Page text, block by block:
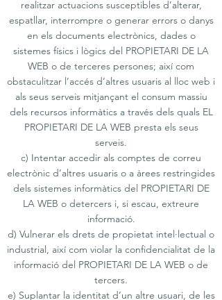
realitzar actuacions susceptibles d’alterar,
espatllar, interrompre o generar errors o danys
en els documents electrònics, dades o
sistemes físics i lògics del PROPIETARI DE LA
WEB o de terceres persones; així com
obstaculitzar l’accés d’altres usuaris al lloc web i
als seus serveis mitjançant el consum massiu
dels recursos informàtics a través dels quals EL
PROPIETARI DE LA WEB presta els seus
serveis.
c) Intentar accedir als comptes de correu
electrònic d’altres usuaris o a àrees restringides
dels sistemes informàtics del PROPIETARI DE
LA WEB o detercers i, si escau, extreure
informació.
d) Vulnerar els drets de propietat intel·lectual o
industrial, així com violar la confidencialitat de la
informació del PROPIETARI DE LA WEB o de
tercers.
e) Suplantar la identitat d’un altre usuari, de les